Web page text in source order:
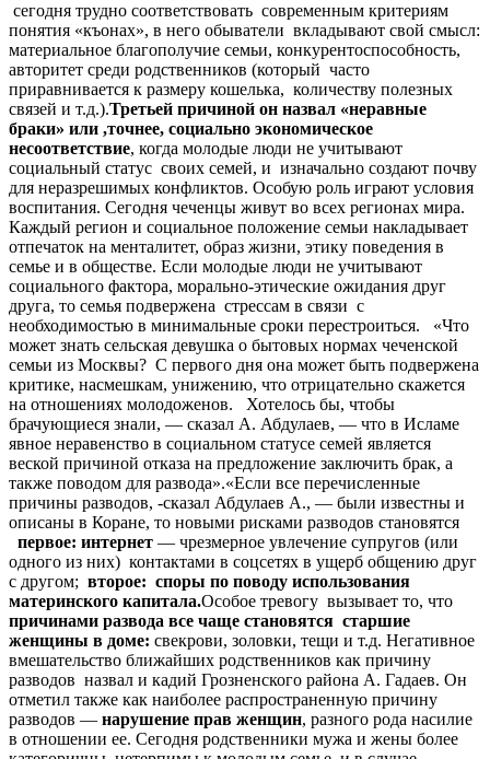
сегодня трудно соответствовать современным критериям
понятия «къонах», в него обыватели вкладывают свой смысл:
материальное благополучие семьи, конкурентоспособность,
авторитет среди родственников (который часто
приравнивается к размеру кошелька, количеству полезных
связей и т.д.).Третьей причиной он назвал «неравные
браки» или ,точнее, социально экономическое
несоответствие, когда молодые люди не учитывают
социальный статус своих семей, и изначально создают почву
для неразрешимых конфликтов. Особую роль играют условия
воспитания. Сегодня чеченцы живут во всех регионах мира.
Каждый регион и социальное положение семьи накладывает
отпечаток на менталитет, образ жизни, этику поведения в
семье и в обществе. Если молодые люди не учитывают
социального фактора, морально-этические ожидания друг
друга, то семья подвержена стрессам в связи с
необходимостью в минимальные сроки перестроиться. «Что
может знать сельская девушка о бытовых нормах чеченской
семьи из Москвы? С первого дня она может быть подвержена
критике, насмешкам, унижению, что отрицательно скажется
на отношениях молодоженов. Хотелось бы, чтобы
брачующиеся знали, — сказал А. Абдулаев, — что в Исламе
явное неравенство в социальном статусе семей является
веской причиной отказа на предложение заключить брак, а
также поводом для развода».«Если все перечисленные
причины разводов, -сказал Абдулаев А., — были известны и
описаны в Коране, то новыми рисками разводов становятся
первое: интернет — чрезмерное увлечение супругов (или
одного из них) контактами в соцсетях в ущерб общению друг
с другом; второе: споры по поводу использования
материнского капитала.Особое тревогу вызывает то, что
причинами развода все чаще становятся старшие
женщины в доме: свекрови, золовки, тещи и т.д. Негативное
вмешательство ближайших родственников как причину
разводов назвал и кадий Грозненского района А. Гадаев. Он
отметил также как наиболее распространенную причину
разводов — нарушение прав женщин, разного рода насилие
в отношении ее. Сегодня родственники мужа и жены более